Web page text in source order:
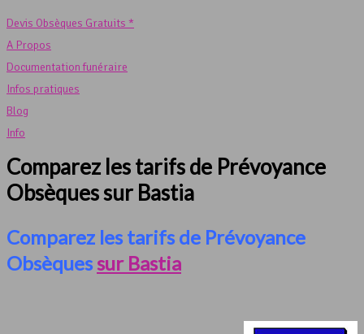
Devis Obsèques Gratuits *
A Propos
Documentation funéraire
Infos pratiques
Blog
Info
Comparez les tarifs de Prévoyance
Obsèques sur Bastia
Comparez les tarifs de Prévoyance
Obsèques sur Bastia